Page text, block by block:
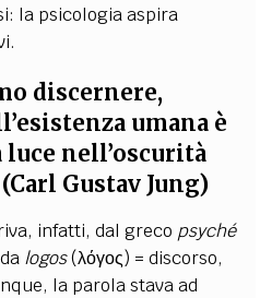
la psicologia aspira
discernere,
umana è
luce nell’oscurità
Gustav Jung)
infatti, dal greco psyché
logos(λόγος) = discorso,
la parola stava ad